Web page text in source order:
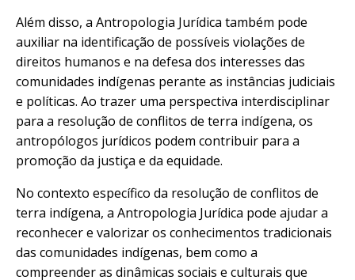
Além disso, a Antropologia Jurídica também pode
auxiliar na identificação de possíveis violações de
direitos humanos e na defesa dos interesses das
comunidades indígenas perante as instâncias judiciais
e políticas. Ao trazer uma perspectiva interdisciplinar
para a resolução de conflitos de terra indígena, os
antropólogos jurídicos podem contribuir para a
promoção da justiça e da equidade.
No contexto específico da resolução de conflitos de
terra indígena, a Antropologia Jurídica pode ajudar a
reconhecer e valorizar os conhecimentos tradicionais
das comunidades indígenas, bem como a
compreender as dinâmicas sociais e culturais que